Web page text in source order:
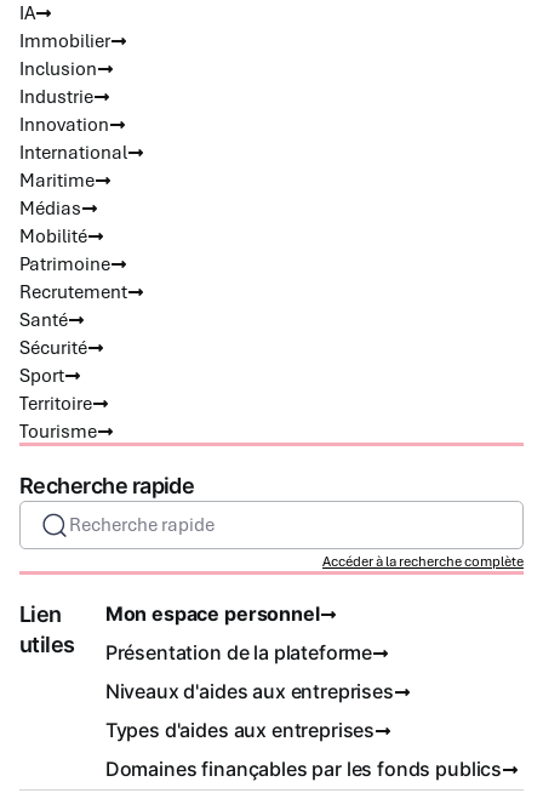
IA
Immobilier
Inclusion
Industrie
Innovation
International
Maritime
Médias
Mobilité
Patrimoine
Recrutement
Santé
Sécurité
Sport
Territoire
Tourisme
Recherche rapide
Recherche rapide
Accéder à la recherche complète
Lien
utiles
Mon espace personnel
Présentation de la plateforme
Niveaux d'aides aux entreprises
Types d'aides aux entreprises
Domaines finançables par les fonds publics